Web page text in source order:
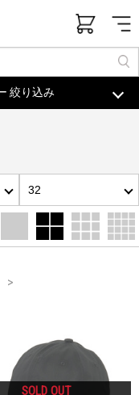
絞り込み
32
>